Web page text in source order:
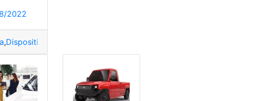
,Transportar
2022
,Dispositivos